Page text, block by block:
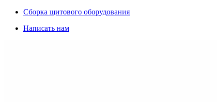
Сборка щитового оборудования
Написать нам